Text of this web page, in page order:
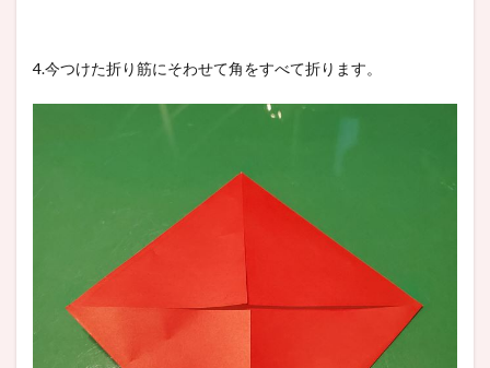
4.今つけた折り筋にそわせて角をすべて折ります。